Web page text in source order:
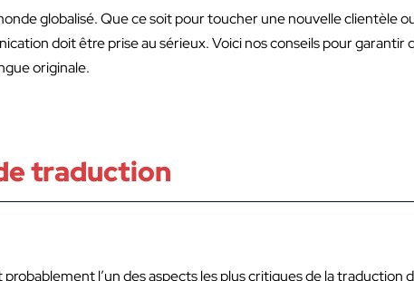
globalisé. Que ce soit pour toucher une nouvelle clientèle
doit être prise au sérieux. Voici nos conseils pour garantir
originale.
traduction
l’un des aspects les plus critiques de la traduction